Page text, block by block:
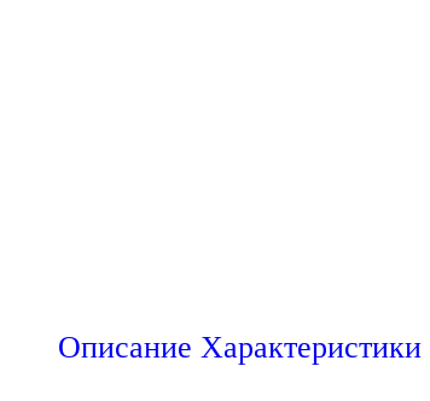
Описание Характеристики